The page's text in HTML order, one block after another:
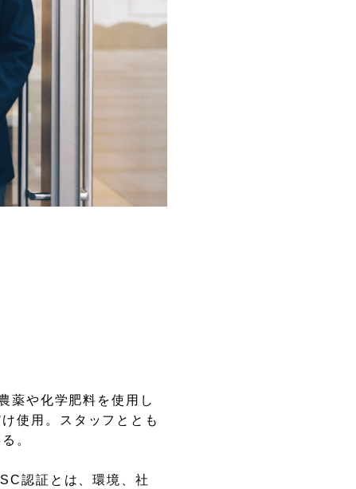
薬や化学肥料を使用し
使用。スタッフととも
。
認証とは、環境、社